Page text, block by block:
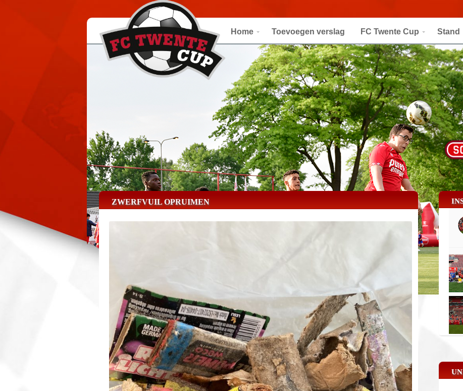
Home Toevoegen verslag FC Twente Cup Stand
ZWERFVUIL OPRUIMEN